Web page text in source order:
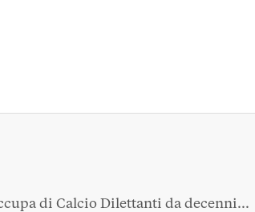
di Calcio Dilettanti da decenni...